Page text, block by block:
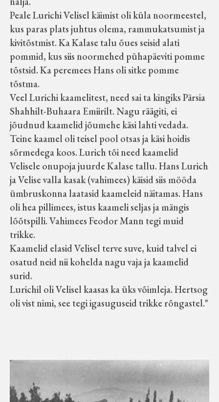
Peale Lurichi Velisel käimist oli küla noormeestel,
kus paras plats juhtus olema, rammukatsumist ja
kivitõstmist. Ka Kalase talu õues seisid alati
pommid, kus siis noormehed pühapäeviti pomme
tõstsid. Ka peremees Hans oli sitke pomme
tõstma.
Veel Lurichi kaamelitest, need sai ta kingiks Pärsia
Shahhilt-Buhaara Emiirilt. Nagu räägiti, ei
jõudnud kaamelid jõumehe käsi lahti vedada.
Teine kaamel oli teisel pool otsas ja käsi hoidis
sõrmedega koos. Lurich tõi need kaamelid
Velisele onupoja juurde Kalase tallu. Hans Lurich
ja Velise valla kasak (vahimees) käisid siis mööda
ümbruskonna laatasid kaameleid näitamas. Hans
oli hea pillimees, istus kaameli seljas ja mängis
lõõtspilli. Vahimees Feodor Mann tegi muid
trikke.
Kaamelid elasid Velisel terve suve, kuid talvel ei
osatud neid nii kohelda nagu vaja ja kaamelid
surid.
Lurichil oli Velisel kaasas ka üks võimleja. Hertsog
oli vist nimi, see tegi igasuguseid trikke rõngastel."